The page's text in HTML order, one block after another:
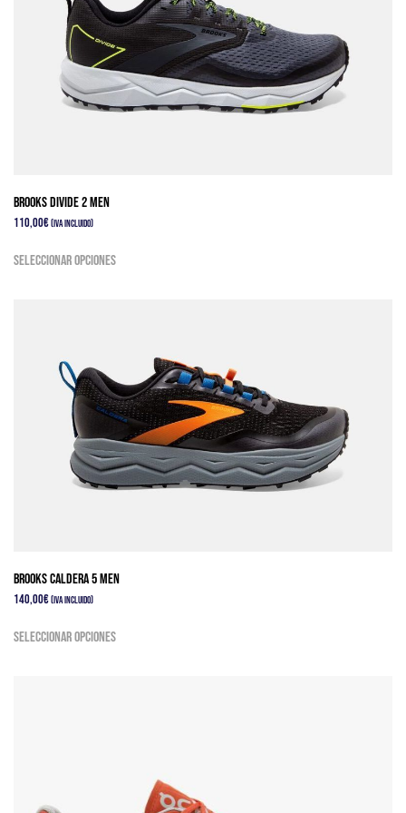
Brooks Divide 2 Men
110,00€(IVA Incluido)
Seleccionar opcionesproducto
opciones
se
pueden
elegir
en
la
Brooks Caldera 5 Men
140,00€(IVA Incluido)
Seleccionar opcionesproducto
pueden